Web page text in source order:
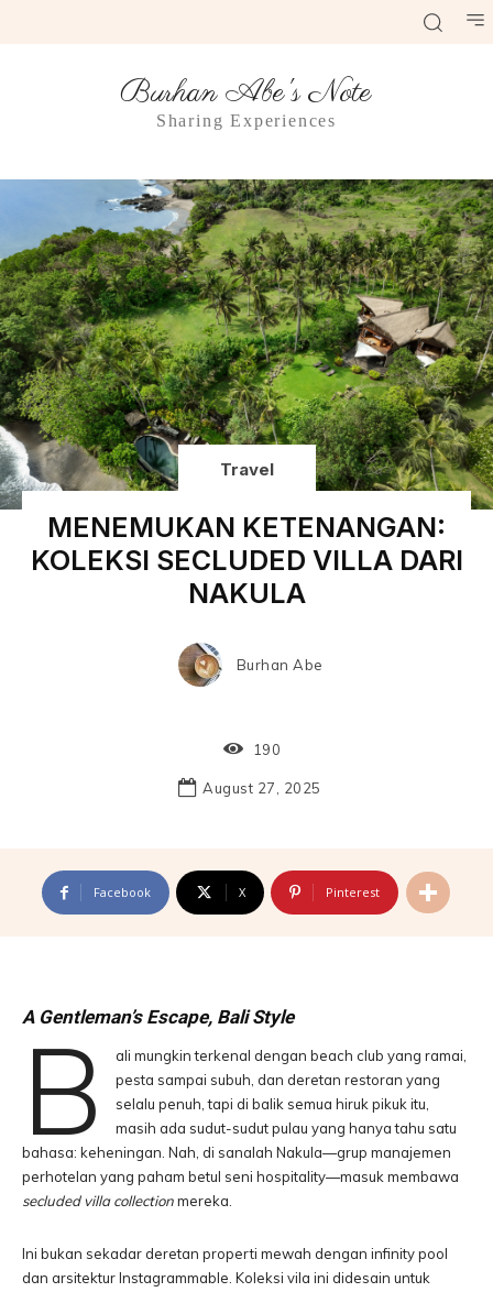
Burhan Abe's Note
Sharing Experiences
Travel
MENEMUKAN KETENANGAN:
KOLEKSI SECLUDED VILLA DARI
NAKULA
Burhan Abe
190
August 27, 2025
Facebook X Pinterest
A Gentleman’s Escape, Bali Style
B
ali mungkin terkenal dengan beach club yang ramai,
pesta sampai subuh, dan deretan restoran yang
selalu penuh, tapi di balik semua hiruk pikuk itu,
masih ada sudut-sudut pulau yang hanya tahu satu
bahasa: keheningan. Nah, di sanalah Nakula—grup manajemen
perhotelan yang paham betul seni hospitality—masuk membawa
secluded villa collectionmereka.
Ini bukan sekadar deretan properti mewah dengan infinity pool
dan arsitektur Instagrammable. Koleksi vila ini didesain untuk